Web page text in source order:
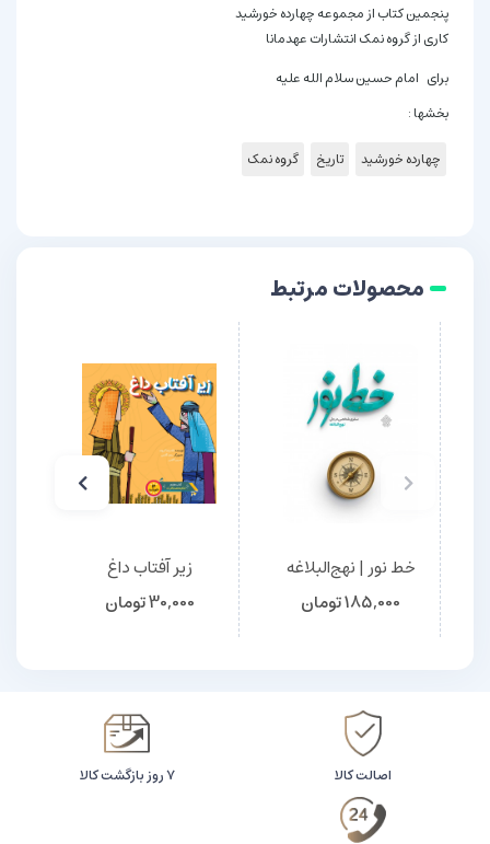
پنجمین کتاب از مجموعه چهارده خورشید
کاری از گروه نمک انتشارات عهدمانا
برای امام حسین سلام الله علیه
بخشها :
چهارده خورشید
تاریخ گروه نمک
محصولات مرتبط
خط نور | نهج‌البلاغه
185,000تومان
زیر آفتاب داغ
30,000تومان
اصالت کالا ۷ روز بازگشت کالا